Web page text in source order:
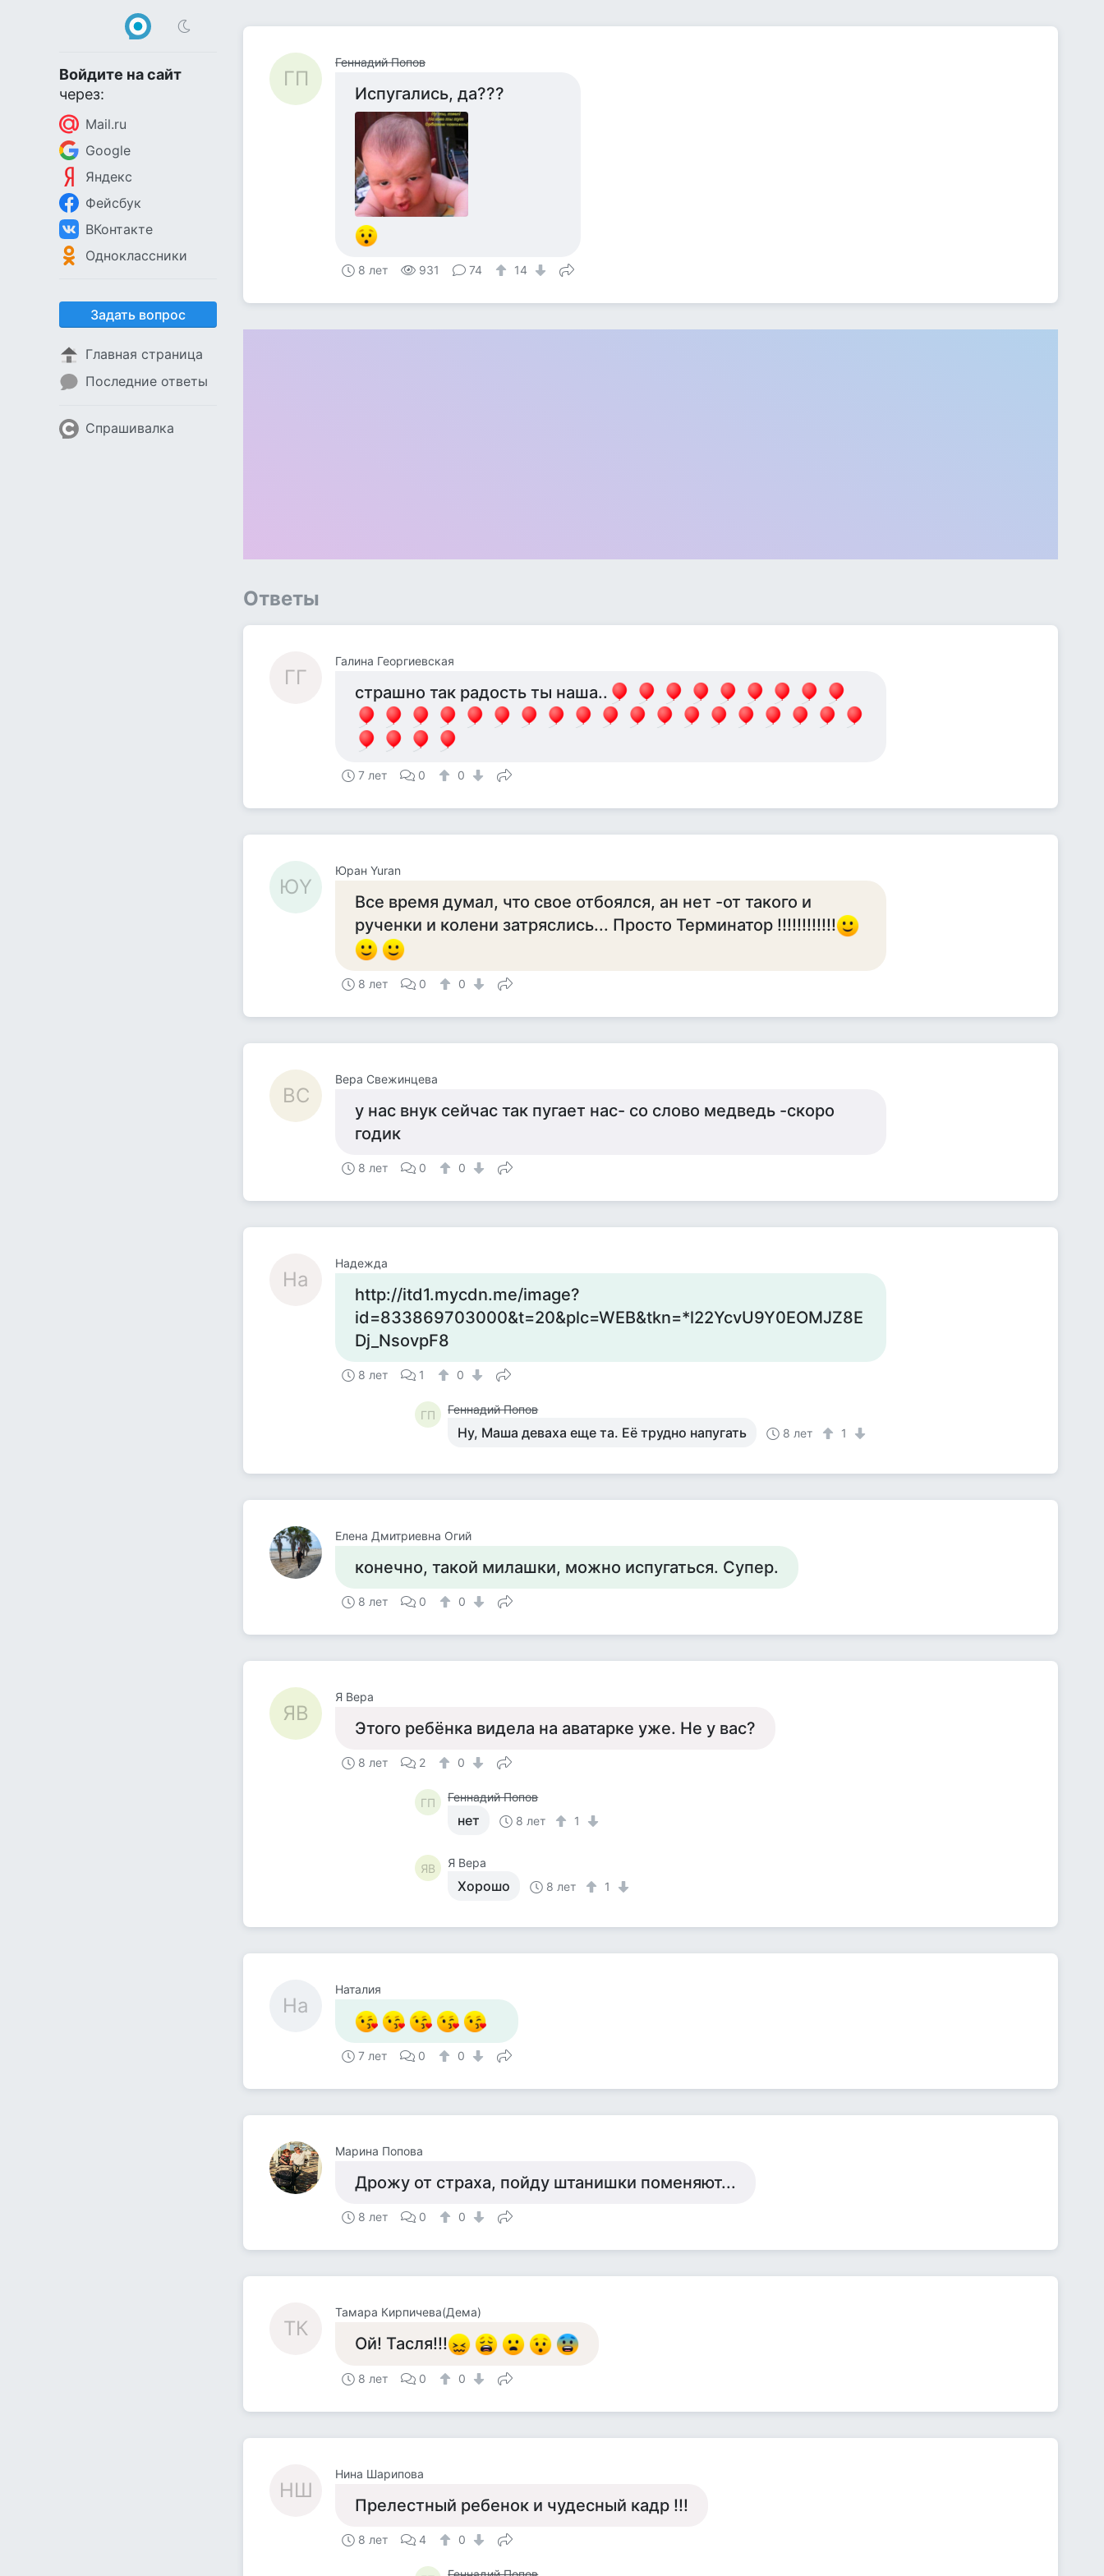
Войдите на сайт
через:
Mail.ru
Google
Яндекс
Фейсбук
ВКонтакте
Одноклассники
Задать вопрос
Главная страница
Последние ответы
Спрашивалка
ГП
Геннадий Попов
Испугались, да???
8 лет 931 74 14
Ответы
ГГ
Галина Георгиевская
страшно так радость ты наша..
7 лет 0 0
ЮY
Юран Yuran
Все время думал, что свое отбоялся, ан нет -от такого и
рученки и колени затряслись... Просто Терминатор !!!!!!!!!!!!
8 лет 0 0
ВС
Вера Свежинцева
у нас внук сейчас так пугает нас- со слово медведь -скоро
годик
8 лет 0 0
На
Надежда
http://itd1.mycdn.me/image?
id=833869703000&t=20&plc=WEB&tkn=*l22YcvU9Y0EOMJZ8E
Dj_NsovpF8
8 лет 1 0
ГП Геннадий Попов
Ну, Маша деваха еще та. Её трудно напугать 8 лет 1
Елена Дмитриевна Огий
конечно, такой милашки, можно испугаться. Супер.
8 лет 0 0
ЯВ
Я Вера
Этого ребёнка видела на аватарке уже. Не у вас?
8 лет 2 0
ГП Геннадий Попов
нет 8 лет 1
ЯВ Я Вера
Хорошо 8 лет 1
На
Наталия
7 лет 0 0
Марина Попова
Дрожу от страха, пойду штанишки поменяют...
8 лет 0 0
ТК
Тамара Кирпичева(Дема)
Ой! Тасля!!!
8 лет 0 0
НШ
Нина Шарипова
Прелестный ребенок и чудесный кадр !!!
8 лет 4 0